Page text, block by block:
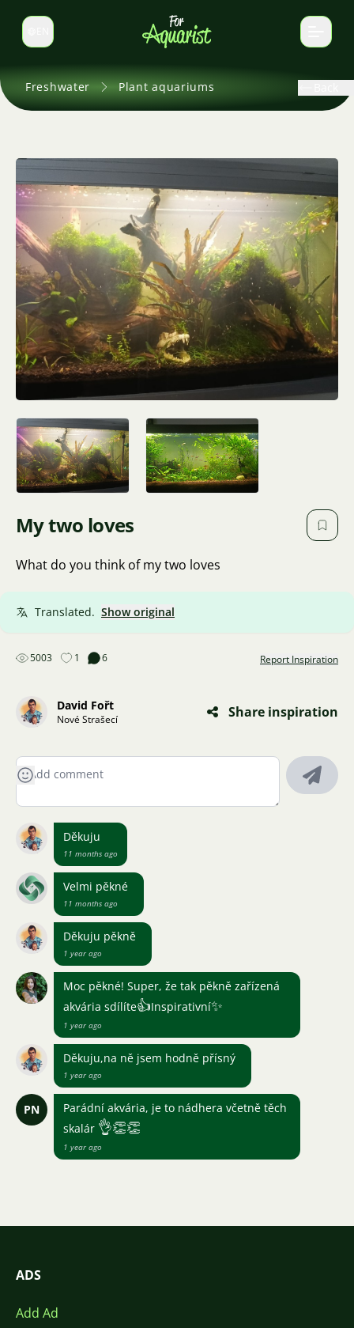
Switch language
Freshwater Plant aquariums
My two loves
What do you think of my two loves
Translated. Show original
5003 1 6 Report Inspiration
David Fořt
Nové Strašecí Share inspiration
Děkuju
11 months ago
Velmi pěkné
11 months ago
Děkuju pěkně
1 year ago
Moc pěkné! Super, že tak pěkně zařízená
akvária sdílíte👍Inspirativní✨
1 year ago
Děkuju,na ně jsem hodně přísný
1 year ago
PN
Parádní akvária, je to nádhera včetně těch
skalár 👌👏👏
1 year ago
ADS
Add Ad